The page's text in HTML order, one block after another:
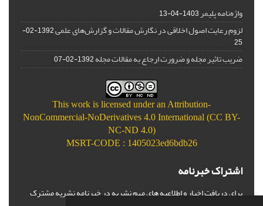
واژه‌نامه پلیمر1403-04-13
لزوم رعایت اصول اخلاقی در نگارش مقالات و گزارش‌‌های علمی
1392-02-
25
ضریب تاثیر مجله و ضرورت ارجاع به مقالات مجله1392-02-07
This work is licensed under an Attribution-
NonCommercial-NoDerivatives 4.0 International (CC BY-
NC-ND 4.0)
MSRT-CODE : 1405023ed6bdb26
اشتراک خبرنامه
برای دریافت اخبار و اطلاعیه های مهم نشریه در خبرنامه نشریه مشترک